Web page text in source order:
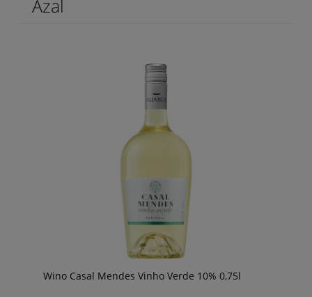
Azal
Wino Casal Mendes Vinho Verde 10% 0,75l